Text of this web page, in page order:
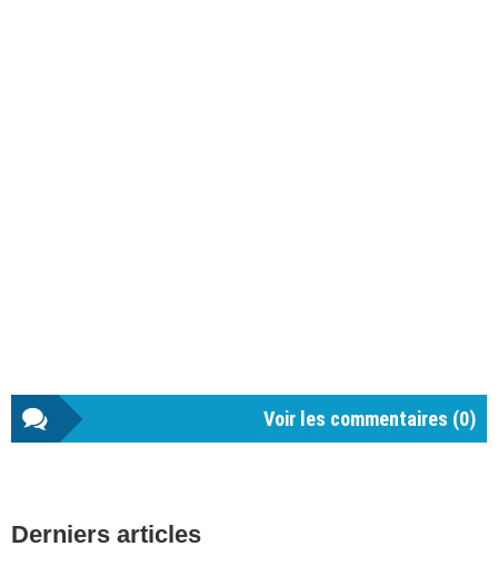
Voir les commentaires (0)
latérale
Derniers articles